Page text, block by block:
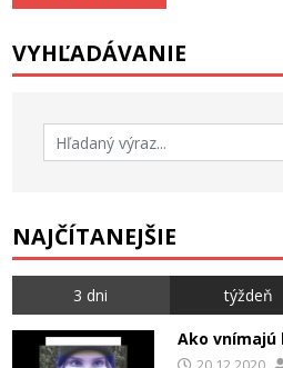
VYHĽADÁVANIE
Hľadať:
NAJČÍTANEJŠIE
3 dni týždeň
Ako vnímajú